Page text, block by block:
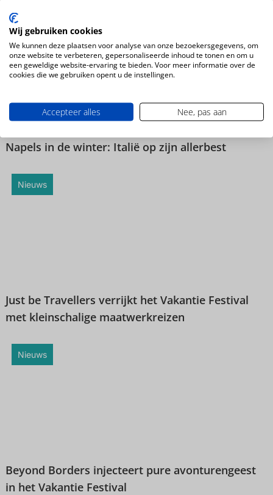
Magazine
Napels in de winter: Italië op zijn allerbest
Nieuws
Just be Travellers verrijkt het Vakantie Festival
met kleinschalige maatwerkreizen
Nieuws
Beyond Borders injecteert pure avonturengeest
in het Vakantie Festival
Wij gebruiken cookies
We kunnen deze plaatsen voor analyse van onze bezoekersgegevens, om
onze website te verbeteren, gepersonaliseerde inhoud te tonen en om u
een geweldige website-ervaring te bieden. Voor meer informatie over de
cookies die we gebruiken opent u de instellingen.
Accepteer alles Nee, pas aan